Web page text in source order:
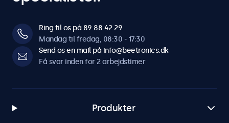
Ring til os på 89 88 42 29
Mandag til fredag, 08:30 - 17:30
Send os en mail på info@beetronics.dk
Få svar inden for 2 arbejdstimer
Produkter